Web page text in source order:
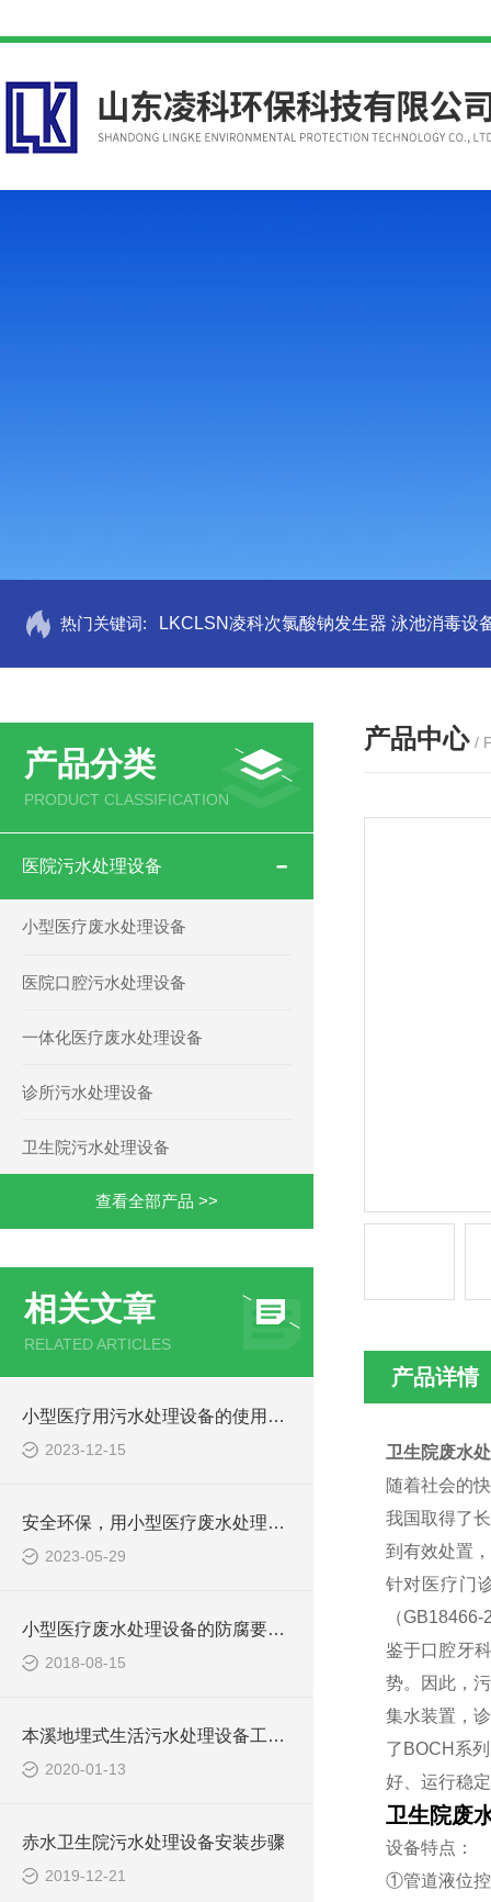
热门关键词: LKCLSN凌科次氯酸钠发生器 泳池消毒设
产品分类
PRODUCT CLASSIFICATION
医院污水处理设备
小型医疗废水处理设备
医院口腔污水处理设备
一体化医疗废水处理设备
诊所污水处理设备
卫生院污水处理设备
查看全部产品 >>
相关文章
RELATED ARTICLES
小型医疗用污水处理设备的使用注意事项
2023-12-15
安全环保，用小型医疗废水处理设备
2023-05-29
小型医疗废水处理设备的防腐要求你做到了吗
2018-08-15
本溪地埋式生活污水处理设备工艺流程
2020-01-13
赤水卫生院污水处理设备安装步骤
2019-12-21
产品中心 /
产品详情
卫生院废水
随着社会的
我国取得了
到有效处置
针对医疗门
（
鉴于口腔牙
势。因此，
集水装置，
了BOCH系
好、运行稳
卫生院废
设备特点：
①管道液位控